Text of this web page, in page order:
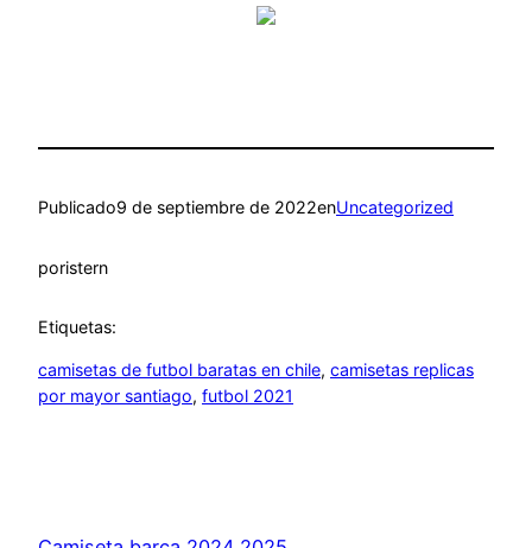
Publicado9 de septiembre de 2022enUncategorized
poristern
Etiquetas:
camisetas de futbol baratas en chile, camisetas replicas
por mayor santiago, futbol 2021